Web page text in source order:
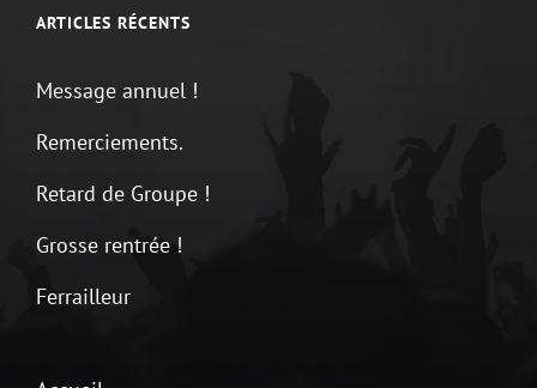
ARTICLES RÉCENTS
Message annuel !
Remerciements.
Retard de Groupe !
Grosse rentrée !
Ferrailleur